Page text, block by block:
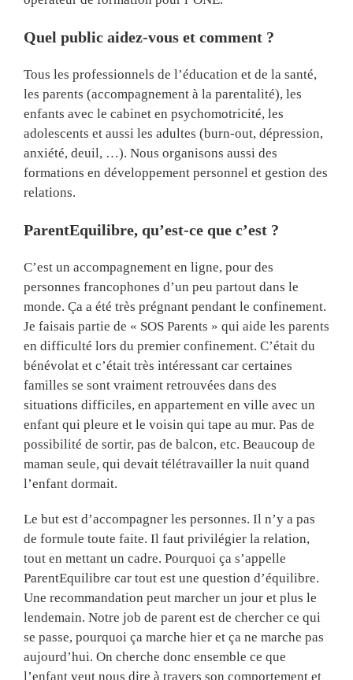
Quel public aidez-vous et comment ?
Tous les professionnels de l’éducation et de la santé,
les parents (accompagnement à la parentalité), les
enfants avec le cabinet en psychomotricité, les
adolescents et aussi les adultes (burn-out, dépression,
anxiété, deuil, …). Nous organisons aussi des
formations en développement personnel et gestion des
relations.
ParentEquilibre, qu’est-ce que c’est ?
C’est un accompagnement en ligne, pour des
personnes francophones d’un peu partout dans le
monde. Ça a été très prégnant pendant le confinement.
Je faisais partie de « SOS Parents » qui aide les parents
en difficulté lors du premier confinement. C’était du
bénévolat et c’était très intéressant car certaines
familles se sont vraiment retrouvées dans des
situations difficiles, en appartement en ville avec un
enfant qui pleure et le voisin qui tape au mur. Pas de
possibilité de sortir, pas de balcon, etc. Beaucoup de
maman seule, qui devait télétravailler la nuit quand
l’enfant dormait.
Le but est d’accompagner les personnes. Il n’y a pas
de formule toute faite. Il faut privilégier la relation,
tout en mettant un cadre. Pourquoi ça s’appelle
ParentEquilibre car tout est une question d’équilibre.
Une recommandation peut marcher un jour et plus le
lendemain. Notre job de parent est de chercher ce qui
se passe, pourquoi ça marche hier et ça ne marche pas
aujourd’hui. On cherche donc ensemble ce que
l’enfant veut nous dire à travers son comportement et